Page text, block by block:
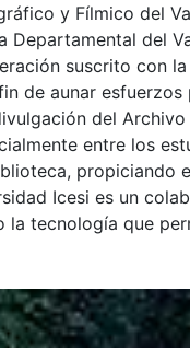
y Fílmico del
Departamental del
suscrito con
de aunar esfuerzos
del Archivo
entre los
propiciando
Icesi es un
tecnología que